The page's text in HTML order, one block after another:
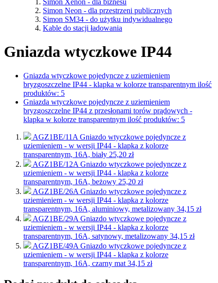
Simon Neon - dla przestrzeni publicznych
Simon SM34 - do użytku indywidualnego
Kable do stacji ładowania
Gniazda wtyczkowe IP44
Gniazda wtyczkowe pojedyncze z uziemieniem
bryzgoszczelne IP44 - klapka w kolorze transparentnym ilość
produktów: 5
Gniazda wtyczkowe pojedyncze z uziemieniem
bryzgoszczelne IP44 z przesłonami torów prądowych -
klapka w kolorze transparentnym ilość produktów: 5
AGZ1BE/11A Gniazdo wtyczkowe pojedyncze z
uziemieniem - w wersji IP44 - klapka z kolorze
transparentnym, 16A, biały 25,20 zł
AGZ1BE/12A Gniazdo wtyczkowe pojedyncze z
uziemieniem - w wersji IP44 - klapka z kolorze
transparentnym, 16A, beżowy 25,20 zł
AGZ1BE/26A Gniazdo wtyczkowe pojedyncze z
uziemieniem - w wersji IP44 - klapka z kolorze
transparentnym, 16A, aluminiowy, metalizowany 34,15 zł
AGZ1BE/29A Gniazdo wtyczkowe pojedyncze z
uziemieniem - w wersji IP44 - klapka z kolorze
transparentnym, 16A, satynowy, metalizowany 34,15 zł
AGZ1BE/49A Gniazdo wtyczkowe pojedyncze z
uziemieniem - w wersji IP44 - klapka z kolorze
transparentnym, 16A, czarny mat 34,15 zł